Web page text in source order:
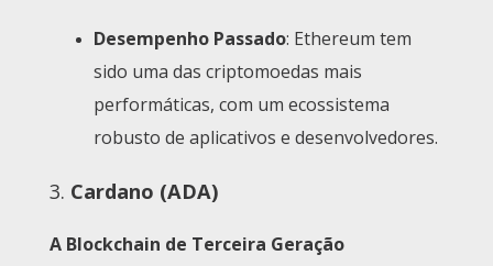
Desempenho Passado: Ethereum tem
sido uma das criptomoedas mais
performáticas, com um ecossistema
robusto de aplicativos e desenvolvedores.
3. Cardano (ADA)
A Blockchain de Terceira Geração